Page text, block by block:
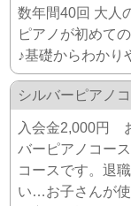
数年間40回 大人
ピアノが初めて
♪基礎からわかり
シルバーピアノ
入会金2,000円
バーピアノコー
コースです。退
い…お子さんが